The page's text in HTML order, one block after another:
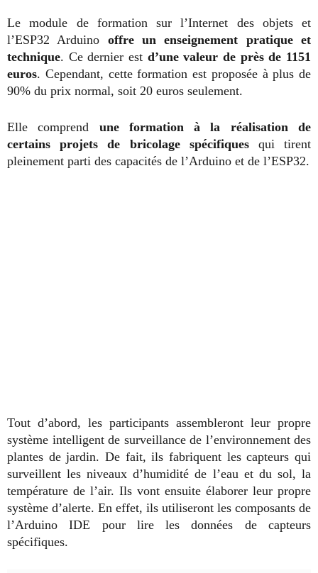
Le module de formation sur l’Internet des objets et
l’ESP32 Arduino offre un enseignement pratique et
technique. Ce dernier est d’une valeur de près de 1151
euros. Cependant, cette formation est proposée à plus de
90% du prix normal, soit 20 euros seulement.
Elle comprend une formation à la réalisation de
certains projets de bricolage spécifiquesqui tirent
pleinement parti des capacités de l’Arduino et de l’ESP32.
Tout d’abord, les participants assembleront leur propre
système intelligent de surveillance de l’environnement des
plantes de jardin. De fait, ils fabriquent les capteurs qui
surveillent les niveaux d’humidité de l’eau et du sol, la
température de l’air. Ils vont ensuite élaborer leur propre
système d’alerte. En effet, ils utiliseront les composants de
l’Arduino IDE pour lire les données de capteurs
spécifiques.